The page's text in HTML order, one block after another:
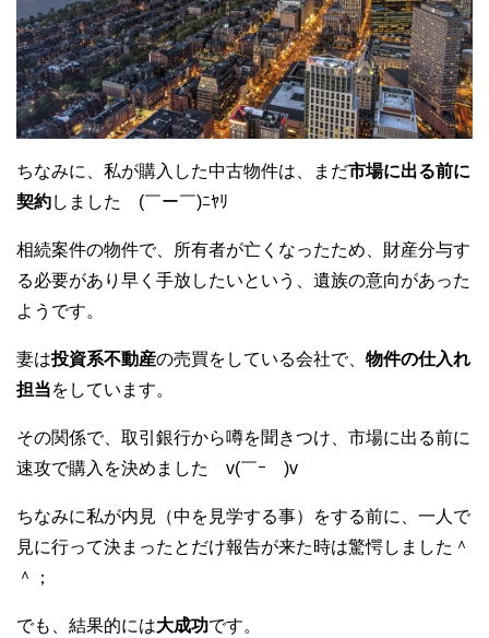
ちなみに、私が購入した中古物件は、まだ市場に出る前に
契約しました (￣ー￣)ﾆﾔﾘ
相続案件の物件で、所有者が亡くなったため、財産分与す
る必要があり早く手放したいという、遺族の意向があった
ようです。
妻は投資系不動産の売買をしている会社で、 物件の仕入れ
担当をしています。
その関係で、取引銀行から噂を聞きつけ、市場に出る前に
速攻で購入を決めました v(￣ｰ￣)v
ちなみに私が内見（中を見学する事）をする前に、一人で
見に行って決まったとだけ報告が来た時は驚愕しました＾
＾；
でも、結果的には大成功です。